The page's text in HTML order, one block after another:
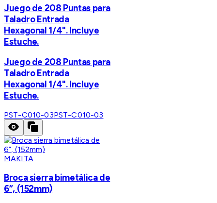
Juego de 208 Puntas para
Taladro Entrada
Hexagonal 1/4". Incluye
Estuche.
Juego de 208 Puntas para
Taladro Entrada
Hexagonal 1/4". Incluye
Estuche.
PST-C010-03PST-C010-03
MAKITA
Broca sierra bimetálica de
6”, (152mm)